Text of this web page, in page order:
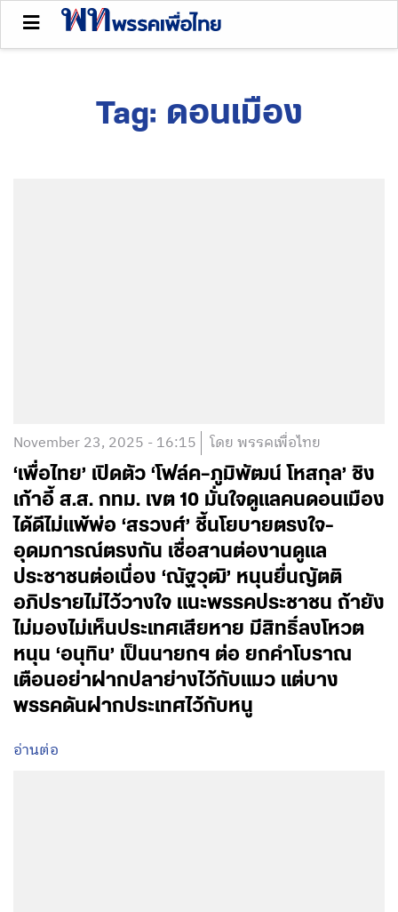
Tag: ดอนเมือง
November 23, 2025 - 16:15 โดย พรรคเพื่อไทย
‘เพื่อไทย’ เปิดตัว ‘โฟล์ค–ภูมิพัฒน์ โหสกุล’ ชิง
เก้าอี้ ส.ส. กทม. เขต 10 มั่นใจดูแลคนดอนเมือง
ได้ดีไม่แพ้พ่อ ‘สรวงศ์’ ชี้นโยบายตรงใจ-
อุดมการณ์ตรงกัน เชื่อสานต่องานดูแล
ประชาชนต่อเนื่อง ‘ณัฐวุฒิ’ หนุนยื่นญัตติ
อภิปรายไม่ไว้วางใจ แนะพรรคประชาชน ถ้ายัง
ไม่มองไม่เห็นประเทศเสียหาย มีสิทธิ์ลงโหวต
หนุน ‘อนุทิน’ เป็นนายกฯ ต่อ ยกคำโบราณ
เตือนอย่าฝากปลาย่างไว้กับแมว แต่บาง
พรรคดันฝากประเทศไว้กับหนู
อ่านต่อ